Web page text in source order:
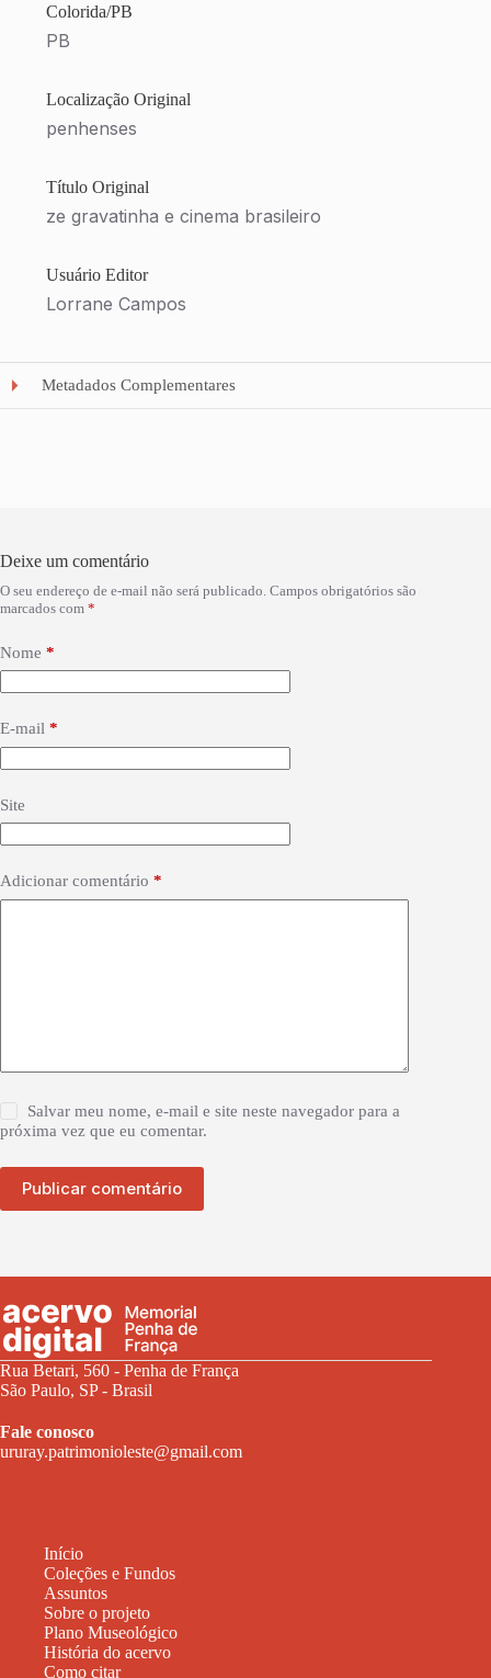
Colorida/PB
PB
Localização Original
penhenses
Título Original
ze gravatinha e cinema brasileiro
Usuário Editor
Lorrane Campos
Metadados Complementares
Deixe um comentário
O seu endereço de e-mail não será publicado. Campos obrigatórios são
marcados com *
Nome *
E-mail *
Site
Adicionar comentário *
Salvar meu nome, e-mail e site neste navegador para a
próxima vez que eu comentar.
Publicar comentário
Rua Betari, 560 - Penha de França
São Paulo, SP - Brasil
Fale conosco
ururay.patrimonioleste@gmail.com
Início
Coleções e Fundos
Assuntos
Sobre o projeto
Plano Museológico
História do acervo
Como citar